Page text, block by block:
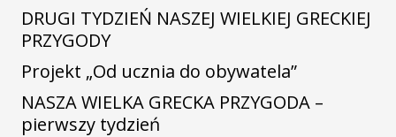
DRUGI TYDZIEŃ NASZEJ WIELKIEJ GRECKIEJ
PRZYGODY
Projekt „Od ucznia do obywatela”
NASZA WIELKA GRECKA PRZYGODA –
pierwszy tydzień